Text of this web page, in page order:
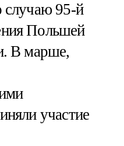
случаю 95-й
Польшей
В марше,
участие